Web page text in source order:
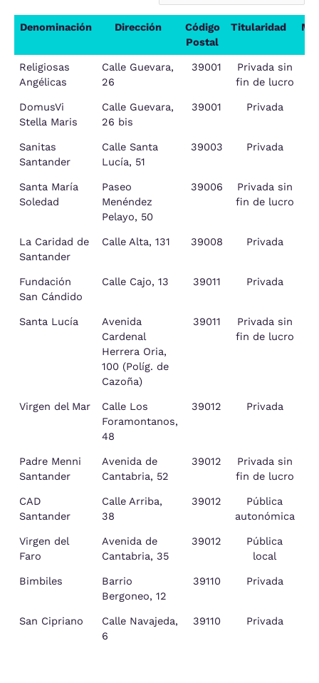
Denominación Dirección
Código
Postal
Titularidad
Denominación Dirección
Código
Titularidad
Religiosas
Angélicas
Calle Guevara,
26
39001
Privada sin
fin de lucro
DomusVi
Stella Maris
Calle Guevara,
26 bis
39001 Privada
Sanitas
Santander
Calle Santa
Lucía, 51
39003 Privada
Santa María
Soledad
Paseo
Menéndez
Pelayo, 50
39006
Privada sin
fin de lucro
La Caridad de
Santander
Calle Alta, 131 39008 Privada
Fundación
San Cándido
Calle Cajo, 13 39011 Privada
Santa Lucía
Avenida
Cardenal
Herrera Oria,
100 (Políg. de
Cazoña)
39011
Privada sin
fin de lucro
Virgen del Mar
Calle Los
Foramontanos,
48
39012 Privada
Padre Menni
Santander
Avenida de
Cantabria, 52
39012
Privada sin
fin de lucro
CAD
Santander
Calle Arriba,
38
39012
Pública
autonómica
Virgen del
Faro
Avenida de
Cantabria, 35
39012
Pública
local
Bimbiles
Barrio
Bergoneo, 12
39110 Privada
San Cipriano
Calle Navajeda,
6
39110 Privada